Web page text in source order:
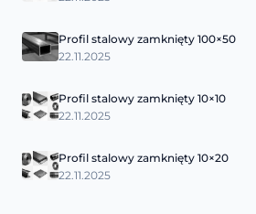
Profil stalowy zamknięty 100×50
22.11.2025
Profil stalowy zamknięty 10×10
22.11.2025
Profil stalowy zamknięty 10×20
22.11.2025